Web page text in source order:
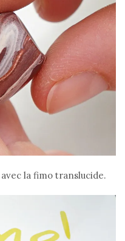
la fimo translucide.